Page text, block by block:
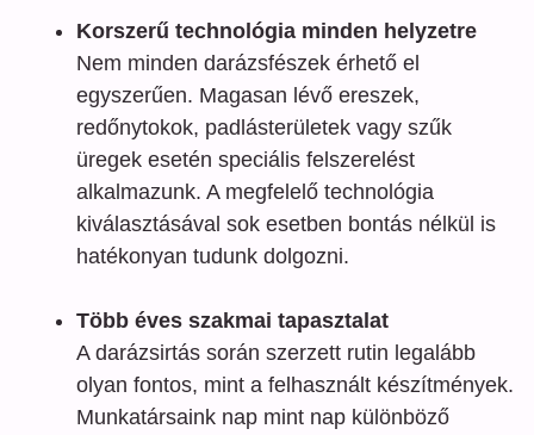
Korszerű technológia minden helyzetre
Nem minden darázsfészek érhető el
egyszerűen. Magasan lévő ereszek,
redőnytokok, padlásterületek vagy szűk
üregek esetén speciális felszerelést
alkalmazunk. A megfelelő technológia
kiválasztásával sok esetben bontás nélkül is
hatékonyan tudunk dolgozni.
Több éves szakmai tapasztalat
A darázsirtás során szerzett rutin legalább
olyan fontos, mint a felhasznált készítmények.
Munkatársaink nap mint nap különböző